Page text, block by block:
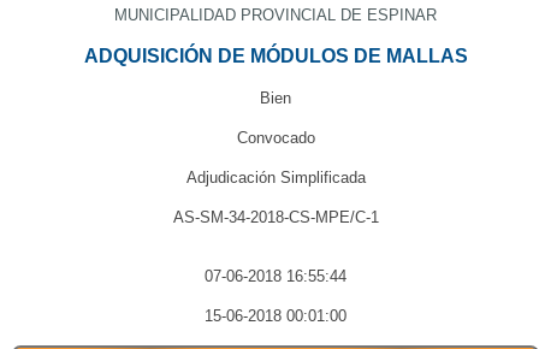
MUNICIPALIDAD PROVINCIAL DE ESPINAR
ADQUISICIÓN DE MÓDULOS DE MALLAS
Bien
Convocado
Adjudicación Simplificada
AS-SM-34-2018-CS-MPE/C-1
07-06-2018 16:55:44
15-06-2018 00:01:00